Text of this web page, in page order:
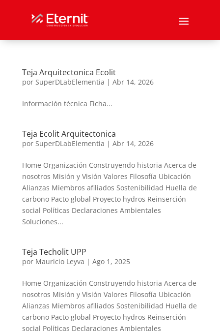
Teja Arquitectonica Ecolit
por SuperDLabElementia | Abr 14, 2026
Información técnica Ficha...
Teja Ecolit Arquitectonica
por SuperDLabElementia | Abr 14, 2026
Home Organización Construyendo historia Acerca de
nosotros Misión y Visión Valores Filosofía Ubicación
Alianzas Miembros afiliados Sostenibilidad Huella de
carbono Pacto global Proyecto hydros Reinserción
social Políticas Declaraciones Ambientales
Soluciones...
Teja Techolit UPP
por Mauricio Leyva | Ago 1, 2025
Home Organización Construyendo historia Acerca de
nosotros Misión y Visión Valores Filosofía Ubicación
Alianzas Miembros afiliados Sostenibilidad Huella de
carbono Pacto global Proyecto hydros Reinserción
social Políticas Declaraciones Ambientales